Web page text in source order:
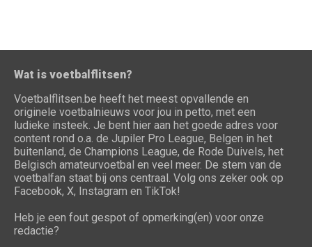
Wat is voetbalflitsen?
Voetbalflitsen.be heeft het meest opvallende en
originele voetbalnieuws voor jou in petto, met een
ludieke insteek. Je bent hier aan het goede adres voor
content rond o.a. de Jupiler Pro League, Belgen in het
buitenland, de Champions League, de Rode Duivels, het
Belgisch amateurvoetbal en veel meer. De stem van de
voetbalfan staat bij ons centraal. Volg ons zeker ook op
Facebook, X, Instagram en TikTok!
Heb je een fout gespot of opmerking(en) voor onze
redactie?